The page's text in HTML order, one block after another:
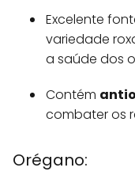
Excelente
variedade
a saúde dos
Contém
combater os
Orégano: